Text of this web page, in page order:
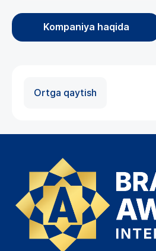
Kompaniya haqida
Ortga qaytish